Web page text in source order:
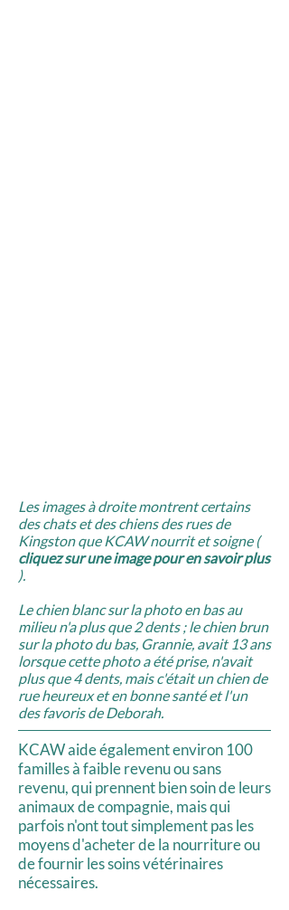
Les images à droite montrent certains
des chats et des chiens des rues de
Kingston que KCAW nourrit et soigne (
cliquez sur une image pour en savoir plus
).
Le chien blanc sur la photo en bas au
milieu n'a plus que 2 dents ; le chien brun
sur la photo du bas, Grannie, avait 13 ans
lorsque cette photo a été prise, n'avait
plus que 4 dents, mais c'était un chien de
rue heureux et en bonne santé et l'un
des favoris de Deborah.
KCAW aide également environ 100
familles à faible revenu ou sans
revenu, qui prennent bien soin de leurs
animaux de compagnie, mais qui
parfois n'ont tout simplement pas les
moyens d'acheter de la nourriture ou
de fournir les soins vétérinaires
nécessaires.